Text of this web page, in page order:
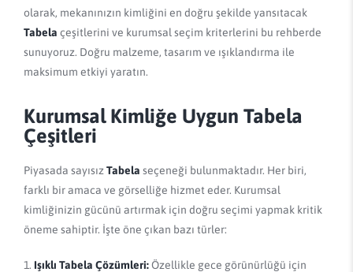
olarak, mekanınızın kimliğini en doğru şekilde yansıtacak
Tabela çeşitlerini ve kurumsal seçim kriterlerini bu rehberde
sunuyoruz. Doğru malzeme, tasarım ve ışıklandırma ile
maksimum etkiyi yaratın.
Kurumsal Kimliğe Uygun Tabela
Çeşitleri
Piyasada sayısızTabela seçeneği bulunmaktadır. Her biri,
farklı bir amaca ve görselliğe hizmet eder. Kurumsal
kimliğinizin gücünü artırmak için doğru seçimi yapmak kritik
öneme sahiptir. İşte öne çıkan bazı türler:
Işıklı Tabela Çözümleri:Özellikle gece görünürlüğü için